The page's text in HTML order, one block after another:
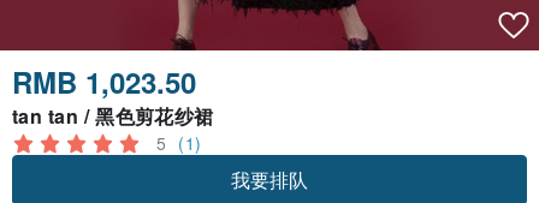
RMB 1,023.50
tan tan / 黑色剪花纱裙
5 (1)
我要排队